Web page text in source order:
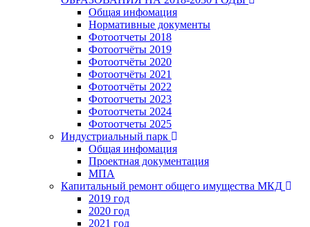
Общая инфомация
Нормативные документы
Фотоотчеты 2018
Фотоотчёты 2019
Фотоотчёты 2020
Фотоотчёты 2021
Фотоотчёты 2022
Фотоотчеты 2023
Фотоотчеты 2024
Фотоотчеты 2025
Индустриальный парк
Общая инфомация
Проектная документация
МПА
Капитальный ремонт общего имущества МКД
2019 год
2020 год
2021 год